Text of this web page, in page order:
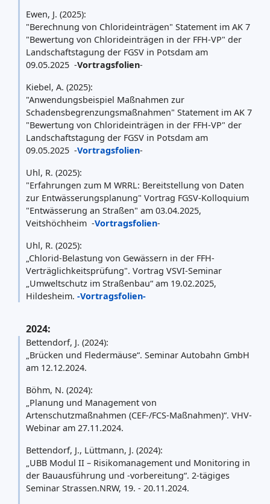
Ewen, J. (2025):
"Berechnung von Chlorideinträgen" Statement im AK 7
"Bewertung von Chlorideinträgen in der FFH-VP" der
Landschaftstagung der FGSV in Potsdam am
09.05.2025 -Vortragsfolien-
Kiebel, A. (2025):
"Anwendungsbeispiel Maßnahmen zur
Schadensbegrenzungsmaßnahmen" Statement im AK 7
"Bewertung von Chlorideinträgen in der FFH-VP" der
Landschaftstagung der FGSV in Potsdam am
09.05.2025 -Vortragsfolien-
Uhl, R. (2025):
"Erfahrungen zum M WRRL: Bereitstellung von Daten
zur Entwässerungsplanung" Vortrag FGSV-Kolloquium
"Entwässerung an Straßen" am 03.04.2025,
Veitshöchheim -Vortragsfolien-
Uhl, R. (2025):
„Chlorid-Belastung von Gewässern in der FFH-
Verträglichkeitsprüfung". Vortrag VSVI-Seminar
„Umweltschutz im Straßenbau“ am 19.02.2025,
Hildesheim. -Vortragsfolien-
2024:
Bettendorf, J. (2024):
„Brücken und Fledermäuse“. Seminar Autobahn GmbH
am 12.12.2024.
Böhm, N. (2024):
„Planung und Management von
Artenschutzmaßnahmen (CEF-/FCS-Maßnahmen)“. VHV-
Webinar am 27.11.2024.
Bettendorf, J., Lüttmann, J. (2024):
„UBB Modul II – Risikomanagement und Monitoring in
der Bauausführung und -vorbereitung“. 2-tägiges
Seminar Strassen.NRW, 19. - 20.11.2024.